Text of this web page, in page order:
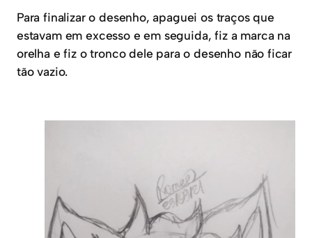
Para finalizar o desenho, apaguei os traços que
estavam em excesso e em seguida, fiz a marca na
orelha e fiz o tronco dele para o desenho não ficar
tão vazio.